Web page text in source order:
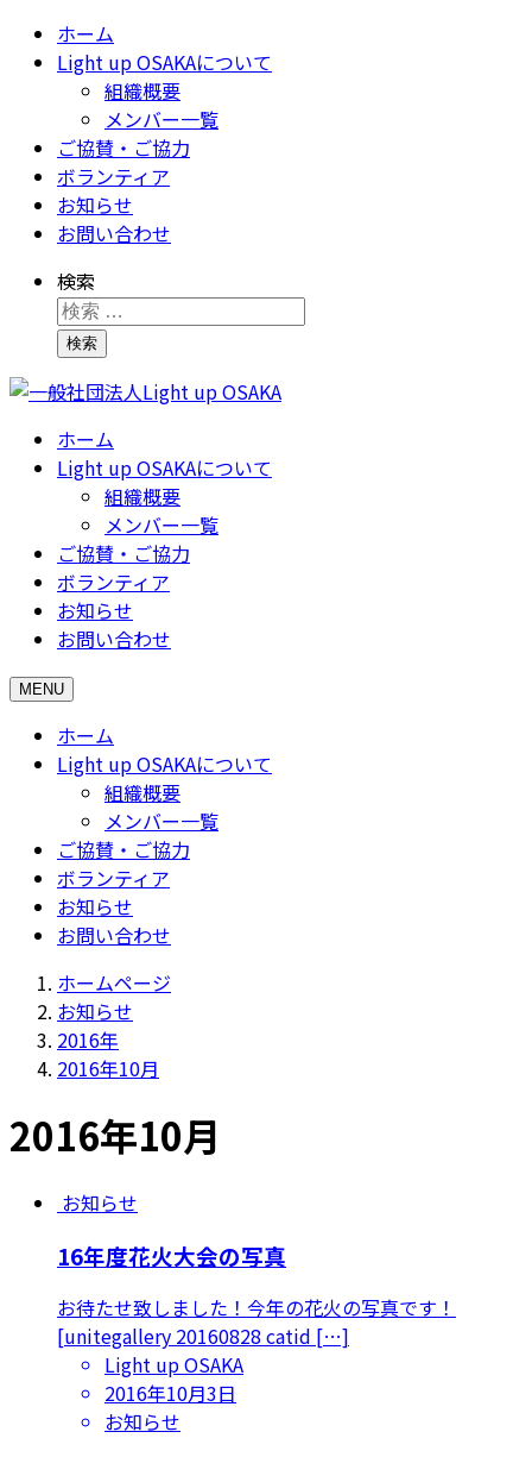
ホーム
Light up OSAKAについて
組織概要
メンバー一覧
ご協賛・ご協力
ボランティア
お知らせ
お問い合わせ
検索
検索
ホーム
Light up OSAKAについて
組織概要
メンバー一覧
ご協賛・ご協力
ボランティア
お知らせ
お問い合わせ
MENU
ホーム
Light up OSAKAについて
組織概要
メンバー一覧
ご協賛・ご協力
ボランティア
お知らせ
お問い合わせ
ホームページ
お知らせ
2016年
2016年10月
2016年10月
お知らせ
16年度花火大会の写真
お待たせ致しました！今年の花火の写真です！
[unitegallery 20160828 catid […]
Light up OSAKA
2016年10月3日
お知らせ